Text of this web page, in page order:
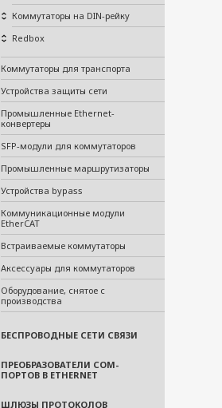
Коммутаторы на DIN-рейку
Redbox
Коммутаторы для транспорта
Устройства защиты сети
Промышленные Ethernet-
конвертеры
SFP-модули для коммутаторов
Промышленные маршрутизаторы
Устройства bypass
Коммуникационные модули
EtherCAT
Встраиваемые коммутаторы
Аксессуары для коммутаторов
Оборудование, снятое с
производства
БЕСПРОВОДНЫЕ СЕТИ СВЯЗИ
ПРЕОБРАЗОВАТЕЛИ COM-
ПОРТОВ В ETHERNET
ШЛЮЗЫ ПРОТОКОЛОВ